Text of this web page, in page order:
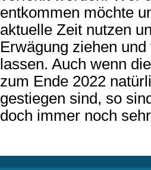
entkommen möchte
aktuelle Zeit nutzen
Erwägung ziehen
lassen. Auch wenn
zum Ende 2022
gestiegen sind, so
doch immer noch